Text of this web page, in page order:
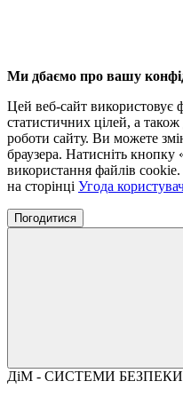
Ми дбаємо про вашу
Цей веб-сайт використовує
статистичних цілей, а
роботи сайту. Ви можете
браузера. Натисніть
використання файлів
на сторінці Угода
Погодитися
ДіМ - СИСТЕМИ БЕЗПЕКИ